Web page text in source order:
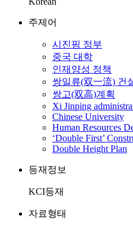
주제어
시진핑 정부
중국 대학
인재양성 정책
쌍일류(双一流) 건
쌍고(双高)계획
Xi Jinping
Chinese University
Human Resources
‘Double First’
Double Height Plan
등재정보
KCI등재
자료형태